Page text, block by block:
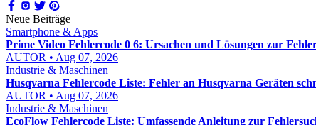
Neue Beiträge
Smartphone & Apps
Prime Video Fehlercode 0 6: Ursachen und Lösungen zur
AUTOR • Aug 07, 2026
Industrie & Maschinen
Husqvarna Fehlercode Liste: Fehler an Husqvarna Geräten
AUTOR • Aug 07, 2026
Industrie & Maschinen
EcoFlow Fehlercode Liste: Umfassende Anleitung zur